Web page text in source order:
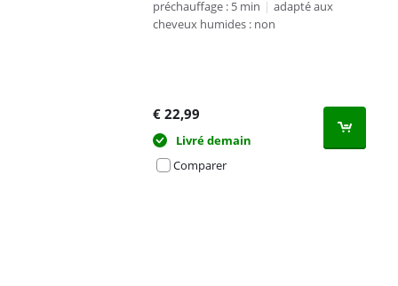
préchauffage : 5 min | adapté aux
cheveux humides : non
€ 22,99
Livré demain
Comparer